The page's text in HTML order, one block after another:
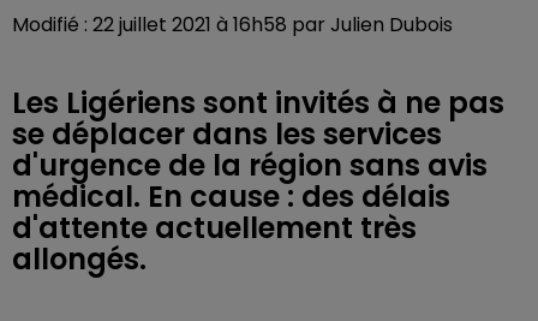
Modifié : 22 juillet 2021 à 16h58 par Julien Dubois
Les Ligériens sont invités à ne pas
se déplacer dans les services
d'urgence de la région sans avis
médical. En cause : des délais
d'attente actuellement très
allongés.